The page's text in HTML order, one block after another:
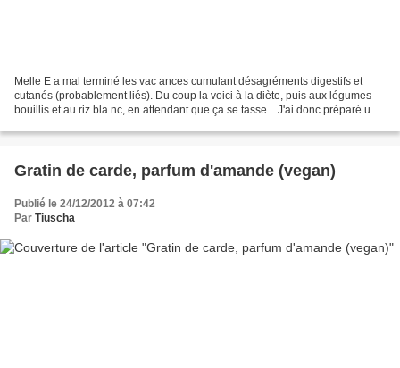
Melle E a mal terminé les vac ances cumulant désagréments digestifs et
cutanés (probablement liés). Du coup la voici à la diète, puis aux légumes
bouillis et au riz bla nc, en attendant que ça se tasse... J'ai donc préparé un
Gratin de carde, parfum d'amande (vegan)
Publié le 24/12/2012 à 07:42
Par Tiuscha